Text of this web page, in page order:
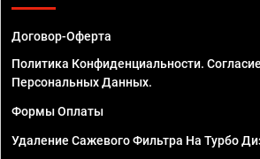
Договор-Оферта
Политика Конфиденциальности.
Персональных Данных.
Формы Оплаты
Удаление Сажевого Фильтра На Турбо